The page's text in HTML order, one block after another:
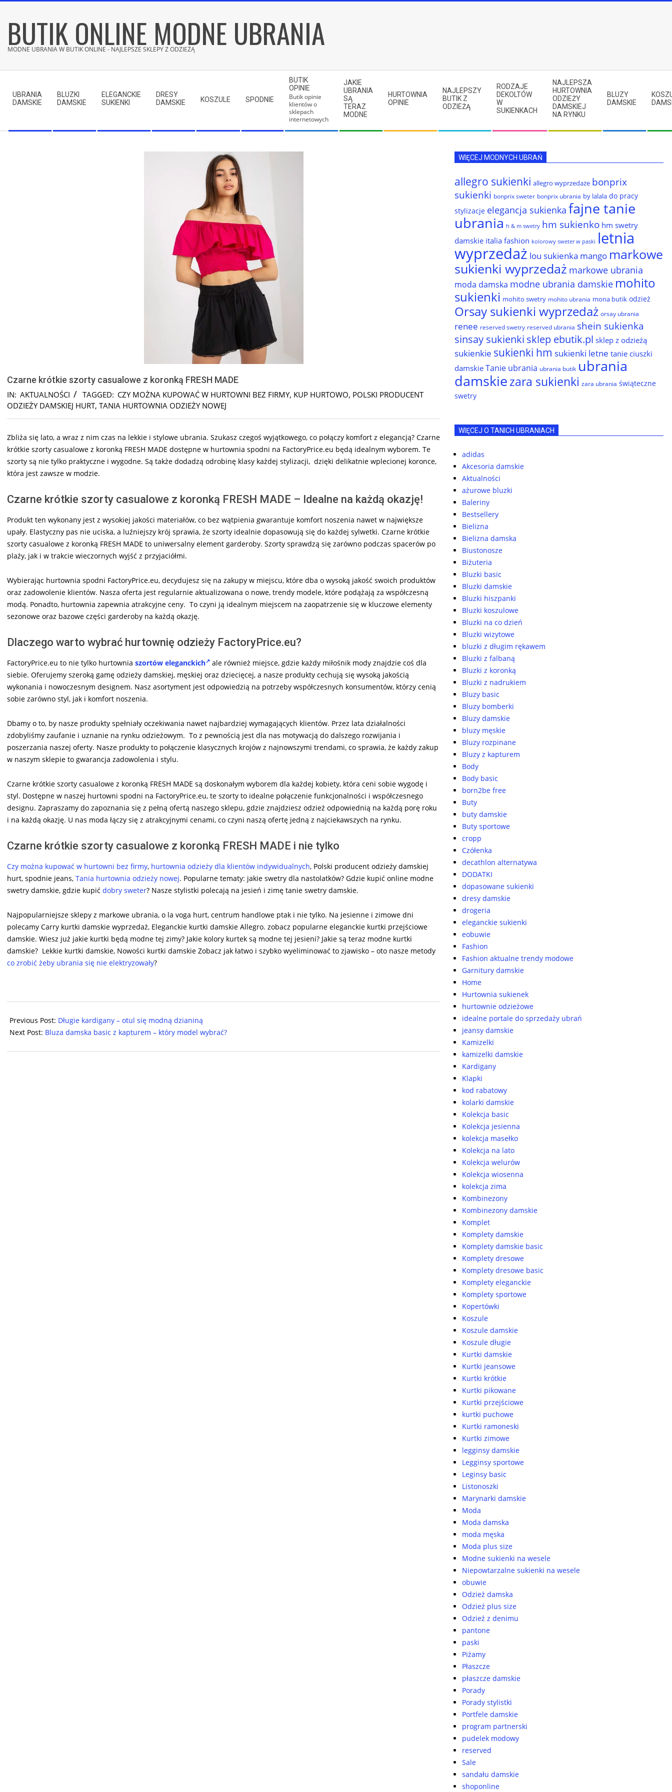
contentBUTIK ONLINE MODNE UBRANIA
MODNE UBRANIA W BUTIK ONLINE - NAJLEPSZE SKLEPY Z ODZIEŻĄ
Menu
UBRANIA
DAMSKIE
BLUZKI
DAMSKIE
ELEGANCKIE
SUKIENKI
DRESY
DAMSKIE
KOSZULE SPODNIE
BUTIK
OPINIE
Butik opinie
klientów o
sklepach
internetowych
JAKIE
UBRANIA
SĄ
TERAZ
MODNE
HURTOWNIA
OPINIE
NAJLEPSZY
BUTIK Z
ODZIEŻĄ
RODZAJE
DEKOLTÓW
W
SUKIENKACH
NAJLEPSZA
HURTOWNIA
ODZIEŻY
DAMSKIEJ
NA RYNKU
BLUZY
DAMSKIE
Czarne krótkie szorty casualowe z koronką FRESH MADE
IN: AKTUALNOŚCI TAGGED: CZY MOŻNA KUPOWAĆ W HURTOWNI BEZ FIRMY, KUP HURTOWO, POLSKI PRODUCENT
ODZIEŻY DAMSKIEJ HURT, TANIA HURTOWNIA ODZIEŻY NOWEJ
Zbliża się lato, a wraz z nim czas na lekkie i stylowe ubrania. Szukasz czegoś wyjątkowego, co połączy komfort z elegancją? Czarne
krótkie szorty casualowe z koronką FRESH MADE dostępne w hurtownia spodni na FactoryPrice.eu będą idealnym wyborem. Te
szorty są nie tylko praktyczne i wygodne. Są także dodadzą odrobinę klasy każdej stylizacji, dzięki delikatnie wplecionej koronce,
która jest zawsze w modzie.
Czarne krótkie szorty casualowe z koronką FRESH MADE – Idealne na każdą okazję!
Produkt ten wykonany jest z wysokiej jakości materiałów, co bez wątpienia gwarantuje komfort noszenia nawet w największe
upały. Elastyczny pas nie uciska, a luźniejszy krój sprawia, że szorty idealnie dopasowują się do każdej sylwetki. Czarne krótkie
szorty casualowe z koronką FRESH MADE to uniwersalny element garderoby. Szorty sprawdzą się zarówno podczas spacerów po
plaży, jak i w trakcie wieczornych wyjść z przyjaciółmi.
Wybierając hurtownia spodni FactoryPrice.eu, decydujesz się na zakupy w miejscu, które dba o wysoką jakość swoich produktów
oraz zadowolenie klientów. Nasza oferta jest regularnie aktualizowana o nowe, trendy modele, które podążają za współczesną
modą. Ponadto, hurtownia zapewnia atrakcyjne ceny. To czyni ją idealnym miejscem na zaopatrzenie się w kluczowe elementy
sezonowe oraz bazowe części garderoby na każdą okazję.
Dlaczego warto wybrać hurtownię odzieży FactoryPrice.eu?
FactoryPrice.eu to nie tylko hurtownia szortów eleganckich
ale również miejsce, gdzie każdy miłośnik mody znajdzie coś dla
siebie. Oferujemy szeroką gamę odzieży damskiej, męskiej oraz dziecięcej, a nasze produkty cechują się wysoką jakością
wykonania i nowoczesnym designem. Nasz asortyment jest odpowiedzią na potrzeby współczesnych konsumentów, którzy cenią
sobie zarówno styl, jak i komfort noszenia.
Dbamy o to, by nasze produkty spełniały oczekiwania nawet najbardziej wymagających klientów. Przez lata działalności
zdobyliśmy zaufanie i uznanie na rynku odzieżowym. To z pewnością jest dla nas motywacją do dalszego rozwijania i
poszerzania naszej oferty. Nasze produkty to połączenie klasycznych krojów z najnowszymi trendami, co sprawia, że każdy zakup
w naszym sklepie to gwarancja zadowolenia i stylu.
Czarne krótkie szorty casualowe z koronką FRESH MADE są doskonałym wyborem dla każdej kobiety, która ceni sobie wygodę i
styl. Dostępne w naszej hurtowni spodni na FactoryPrice.eu, te szorty to idealne połączenie funkcjonalności i współczesnego
designu. Zapraszamy do zapoznania się z pełną ofertą naszego sklepu, gdzie znajdziesz odzież odpowiednią na każdą porę roku
i na każdą okazję. U nas moda łączy się z atrakcyjnymi cenami, co czyni naszą ofertę jedną z najciekawszych na rynku.
Czarne krótkie szorty casualowe z koronką FRESH MADE i nie tylko
Czy można kupować w hurtowni bez firmy, hurtownia odzieży dla klientów indywidualnych, Polski producent odzieży damskiej
hurt, spodnie jeans, Tania hurtownia odzieży nowej. Popularne tematy: jakie swetry dla nastolatków? Gdzie kupić online modne
swetry damskie, gdzie kupić dobry sweter? Nasze stylistki polecają na jesień i zimę tanie swetry damskie.
Najpopularniejsze sklepy z markowe ubrania, o la voga hurt, centrum handlowe ptak i nie tylko. Na jesienne i zimowe dni
polecamy Carry kurtki damskie wyprzedaż, Eleganckie kurtki damskie Allegro. zobacz popularne eleganckie kurtki przejściowe
damskie. Wiesz już jakie kurtki będą modne tej zimy? Jakie kolory kurtek są modne tej jesieni? Jakie są teraz modne kurtki
damskie? Lekkie kurtki damskie, Nowości kurtki damskie Zobacz jak łatwo i szybko wyeliminować to zjawisko – oto nasze metody
co zrobić żeby ubrania się nie elektryzowały?
10-
01
Previous Post: Długie kardigany – otul się modną dzianiną
Next Post: Bluza damska basic z kapturem – który model wybrać?
WIĘCEJ MODNYCH UBRAŃ
allegro sukienki allegro wyprzedaże bonprix
sukienki bonprix sweter bonprix ubrania by lalala do pracy
stylizacje elegancja sukienka fajne tanie
ubrania h & m swetry hm sukienko hm swetry
damskie italia fashion kolorowy sweter w paski letnia
wyprzedaż lou sukienka mango markowe
sukienki wyprzedaż markowe ubrania
moda damska modne ubrania damskie mohito
sukienki mohito swetry mohito ubrania mona butik odzież
Orsay sukienki wyprzedaż orsay ubrania
renee reserved swetry reserved ubrania shein sukienka
sinsay sukienki sklep ebutik.pl sklep z odzieżą
sukienkie sukienki hm sukienki letne tanie ciuszki
damskie Tanie ubrania ubrania butik ubrania
damskiezara sukienki zara ubrania świąteczne
swetry
WIĘCEJ O TANICH UBRANIACH
adidas
Akcesoria damskie
Aktualności
ażurowe bluzki
Baleriny
Bestsellery
Bielizna
Bielizna damska
Biustonosze
Biżuteria
Bluzki basic
Bluzki damskie
Bluzki hiszpanki
Bluzki koszulowe
Bluzki na co dzień
Bluzki wizytowe
bluzki z długim rękawem
Bluzki z falbaną
Bluzki z koronką
Bluzki z nadrukiem
Bluzy basic
Bluzy bomberki
Bluzy damskie
bluzy męskie
Bluzy rozpinane
Bluzy z kapturem
Body
Body basic
born2be free
Buty
buty damskie
Buty sportowe
cropp
Czółenka
decathlon alternatywa
DODATKI
dopasowane sukienki
dresy damskie
drogeria
eleganckie sukienki
eobuwie
Fashion
Fashion aktualne trendy modowe
Garnitury damskie
Home
Hurtownia sukienek
hurtownie odzieżowe
idealne portale do sprzedaży ubrań
jeansy damskie
Kamizelki
kamizelki damskie
Kardigany
Klapki
kod rabatowy
kolarki damskie
Kolekcja basic
Kolekcja jesienna
kolekcja masełko
Kolekcja na lato
Kolekcja welurów
Kolekcja wiosenna
kolekcja zima
Kombinezony
Kombinezony damskie
Komplet
Komplety damskie
Komplety damskie basic
Komplety dresowe
Komplety dresowe basic
Komplety eleganckie
Komplety sportowe
Kopertówki
Koszule
Koszule damskie
Koszule długie
Kurtki damskie
Kurtki jeansowe
Kurtki krótkie
Kurtki pikowane
Kurtki przejściowe
kurtki puchowe
Kurtki ramoneski
Kurtki zimowe
legginsy damskie
Legginsy sportowe
Leginsy basic
Listonoszki
Marynarki damskie
Moda
Moda damska
moda męska
Moda plus size
Modne sukienki na wesele
Niepowtarzalne sukienki na wesele
obuwie
Odzież damska
Odzież plus size
Odzież z denimu
pantone
paski
Piżamy
Płaszcze
płaszcze damskie
Porady
Porady stylistki
Portfele damskie
program partnerski
pudelek modowy
reserved
Sale
sandału damskie
shoponline